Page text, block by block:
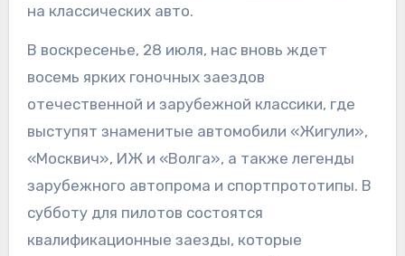
на классических авто.
В воскресенье, 28 июля, нас вновь ждет
восемь ярких гоночных заездов
отечественной и зарубежной классики, где
выступят знаменитые автомобили «Жигули»,
«Москвич», ИЖ и «Волга», а также легенды
зарубежного автопрома и спортпрототипы. В
субботу для пилотов состоятся
квалификационные заезды, которые